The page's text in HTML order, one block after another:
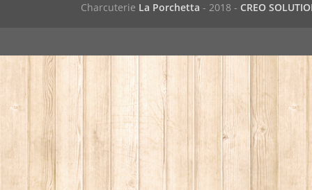
Charcuterie La Porchetta - 2018 - CREO